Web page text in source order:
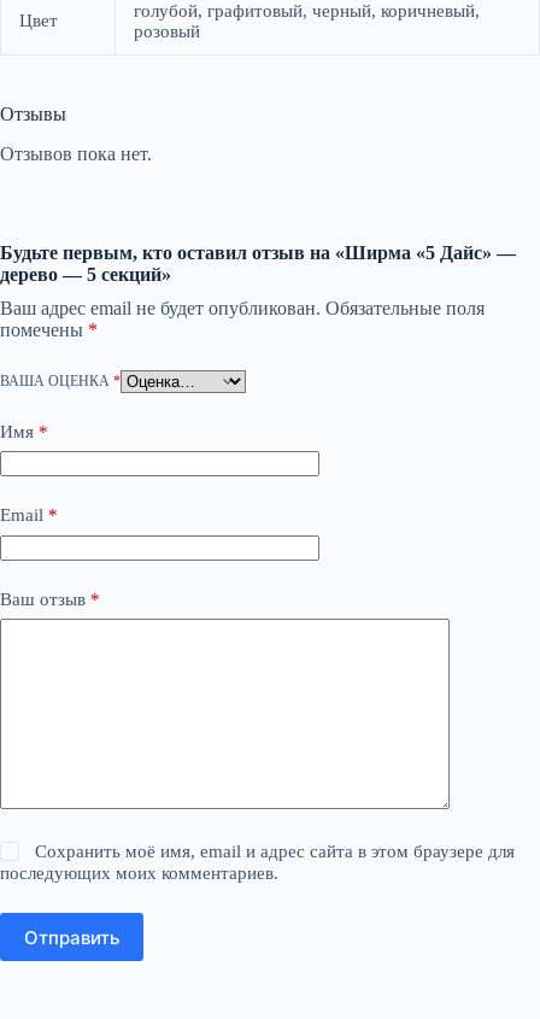
Цвет
голубой, графитовый, черный, коричневый,
розовый
Отзывы
Отзывов пока нет.
Будьте первым, кто оставил отзыв на «Ширма «5 Дайс» —
дерево — 5 секций»
Ваш адрес email не будет опубликован. Обязательные поля
помечены *
ВАША ОЦЕНКА *
Имя *
Email *
Ваш отзыв *
Сохранить моё имя, email и адрес сайта в этом браузере для
последующих моих комментариев.
Отправить